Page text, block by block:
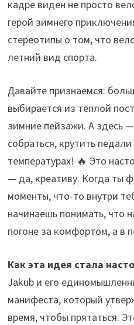
кадре виден не просто
герой зимнего
стереотипы о том, что
летний вид спорта.
Давайте признаемся:
выбирается из тёплой
зимние пейзажи. А здесь
собраться, крутить
температурах! 🔥 Это
— да, креативу. Когда ты
моменты, что-то внутри
начинаешь понимать, что
погоне за комфортом, а в
Как эта идея стала
Jakub и его
манифеста, который
время, чтобы прятаться.